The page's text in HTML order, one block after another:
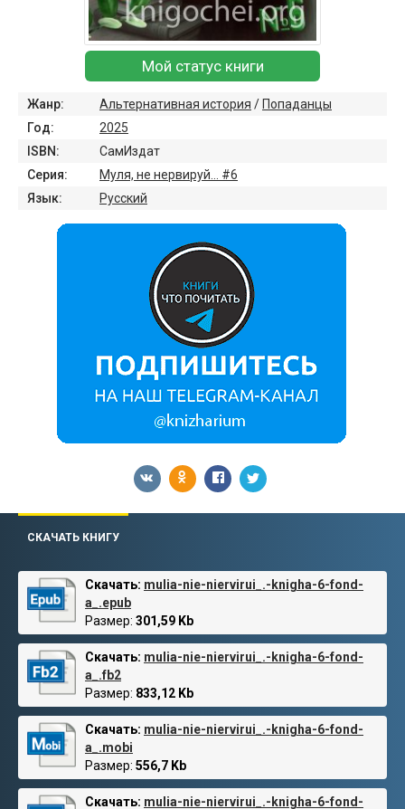
Мой статус книги
Жанр: Альтернативная история / Попаданцы
Год:
2025
ISBN:
СамИздат
Серия:
Муля, не нервируй… #6
Язык:
Русский
СКАЧАТЬ КНИГУ
Скачать: mulia-nie-niervirui_.-knigha-6-fond-
a_.epub
Размер: 301,59 Kb
Скачать: mulia-nie-niervirui_.-knigha-6-fond-
a_.fb2
Размер: 833,12 Kb
Скачать: mulia-nie-niervirui_.-knigha-6-fond-
a_.mobi
Размер: 556,7 Kb
Скачать: mulia-nie-niervirui_.-knigha-6-fond-